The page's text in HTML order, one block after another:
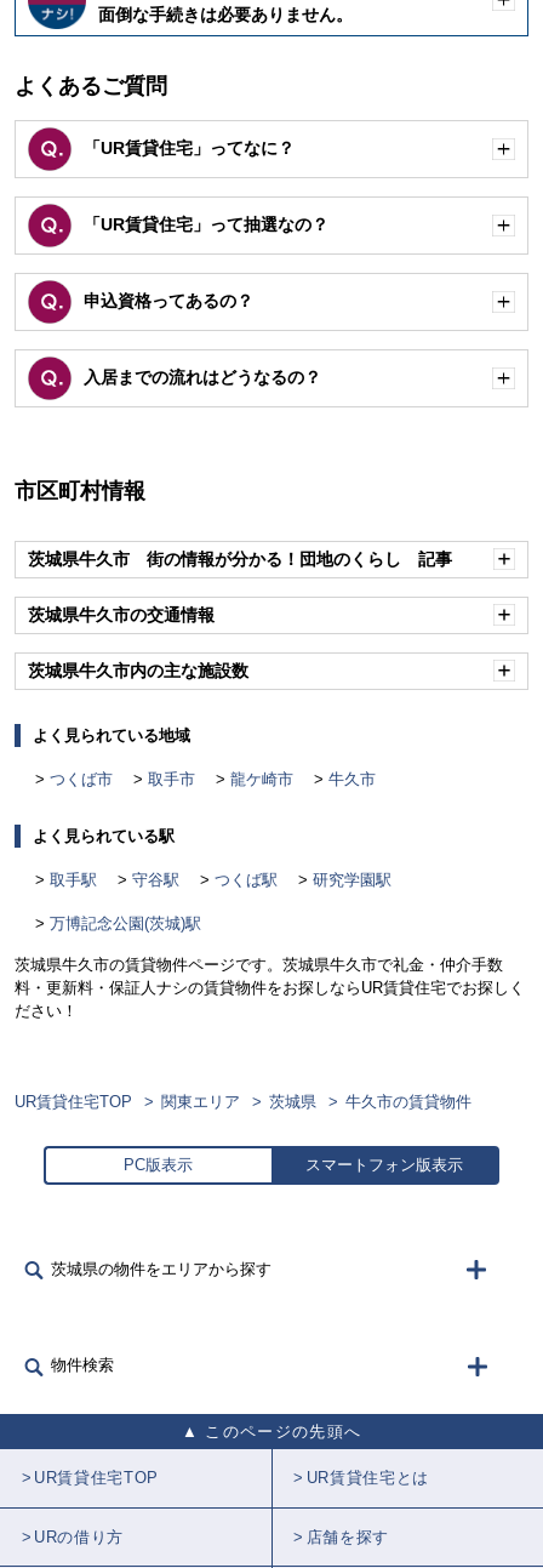
面倒な手続きは必要ありません。
く
よくあるご質問
「UR賃貸住宅」ってなに？
く
「UR賃貸住宅」って抽選なの？
く
申込資格ってあるの？
く
入居までの流れはどうなるの？
く
市区町村情報
茨城県牛久市 街の情報が分かる！団地のくらし 記事
茨城県牛久市の交通情報
茨城県牛久市内の主な施設数
よく見られている地域
つくば市 取手市 龍ケ崎市 牛久市
よく見られている駅
取手駅 守谷駅 つくば駅 研究学園駅
万博記念公園(茨城)駅
茨城県牛久市の賃貸物件ページです。茨城県牛久市で礼金・仲介手数
料・更新料・保証人ナシの賃貸物件をお探しならUR賃貸住宅でお探しく
ださい！
UR賃貸住宅TOP 関東エリア 茨城県 牛久市の賃貸物件
PC版表示 スマートフォン版表示
茨城県の物件をエリアから探す
物件検索
このページの先頭へ
UR賃貸住宅TOP UR賃貸住宅とは
URの借り方 店舗を探す